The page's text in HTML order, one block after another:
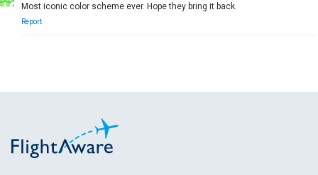
Most iconic color scheme ever. Hope they bring it back.
Report